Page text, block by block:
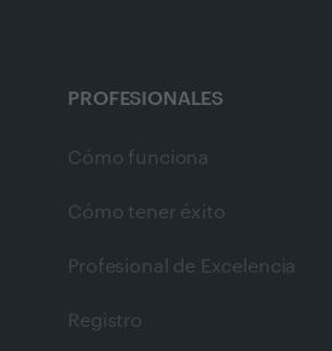
PROFESIONALES
Cómo funciona
Cómo tener éxito
Profesional de Excelencia
Registro